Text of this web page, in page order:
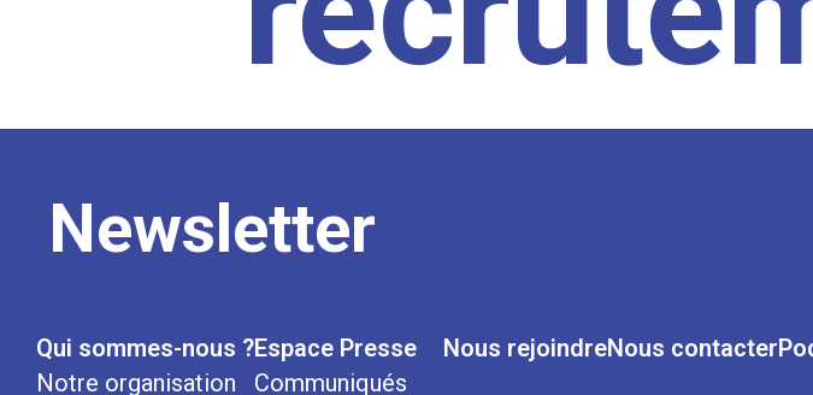
Newsletter
Qui sommes-nous ?
Notre organisation
Espace Presse
Communiqués
Nous rejoindreNous contacter